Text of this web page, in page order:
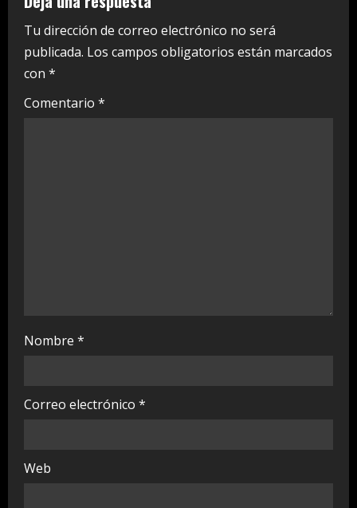
e
R
e
Tu dirección de correo electrónico no será
publicada. Los campos obligatorios están marcados
con *
Comentario *
Nombre *
Correo electrónico *
Web